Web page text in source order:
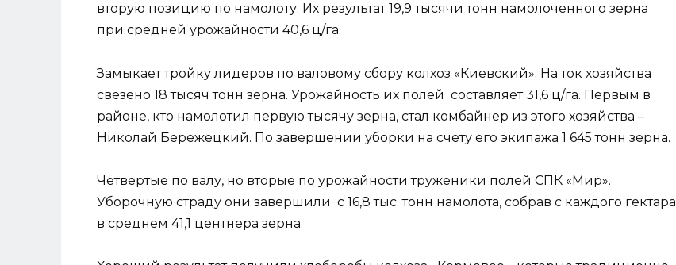
вторую позицию по намолоту. Их результат 19,9 тысячи тонн намолоченного зерна
при средней урожайности 40,6 ц/га.
Замыкает тройку лидеров по валовому сбору колхоз «Киевский». На ток хозяйства
свезено 18 тысяч тонн зерна. Урожайность их полей составляет 31,6 ц/га. Первым в
районе, кто намолотил первую тысячу зерна, стал комбайнер из этого хозяйства –
Николай Бережецкий. По завершении уборки на счету его экипажа 1 645 тонн зерна.
Четвертые по валу, но вторые по урожайности труженики полей СПК «Мир».
Уборочную страду они завершили с 16,8 тыс. тонн намолота, собрав с каждого гектара
в среднем 41,1 центнера зерна.